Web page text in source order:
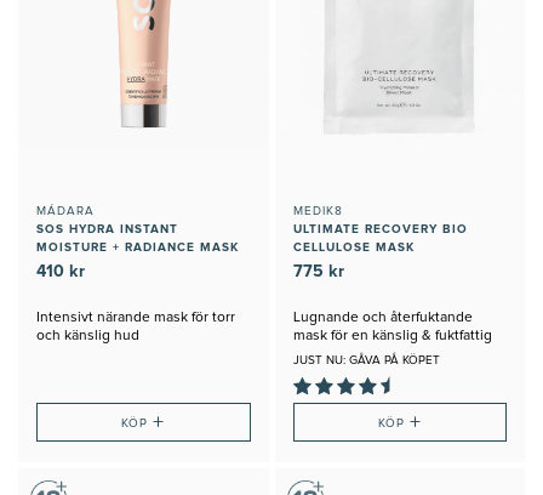
MÁDARA
SOS HYDRA INSTANT
MOISTURE + RADIANCE MASK
410 kr
Intensivt närande mask för torr
och känslig hud
KÖP+
MEDIK8
ULTIMATE RECOVERY BIO
CELLULOSE MASK
775 kr
Lugnande och återfuktande
mask för en känslig & fuktfattig
hud
JUST NU: GÅVA PÅ KÖPET
KÖP +